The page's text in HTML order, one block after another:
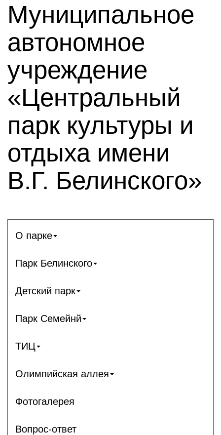
Муниципальное
автономное
учреждение
«Центральный
парк культуры и
отдыха имени
В.Г. Белинского»
О парке
Парк Белинского
Детский парк
Парк Семейнй
ТИЦ
Олимпийская аллея
Фотогалерея
Вопрос-ответ